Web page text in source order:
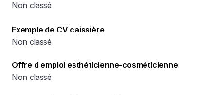
Non classé
Exemple de CV caissière
Non classé
Offre d emploi esthéticienne-cosméticienne
Non classé